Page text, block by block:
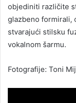
objediniti različite
glazbeno formirali,
stvarajući stilsku
vokalnom šarmu.
Fotografije: Toni